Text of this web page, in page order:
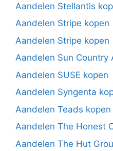
Aandelen Stellantis
Aandelen Stripe kopen
Aandelen Stripe kopen
Aandelen Sun Country
Aandelen SUSE kopen
Aandelen Syngenta
Aandelen Teads kopen
Aandelen The Honest
Aandelen The Hut